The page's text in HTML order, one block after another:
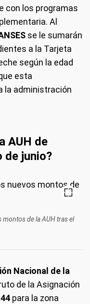
con los programas
Al
se le sumarán
a la Tarjeta
según la edad
esta
la administración
AUH de
de junio?
de la AUH tras el
Nacional de la
de la Asignación
para la zona